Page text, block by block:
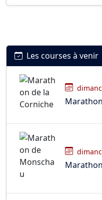
Les courses à venir